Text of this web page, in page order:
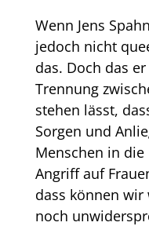
Wenn Jens
jedoch nicht
das. Doch das
Trennung
stehen lässt,
Sorgen und
Menschen in
Angriff auf
dass können
noch